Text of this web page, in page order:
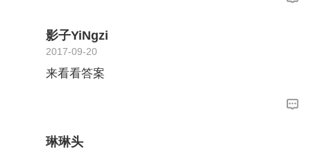
影子YiNgzi
2017-09-20
来看看答案
琳琳头